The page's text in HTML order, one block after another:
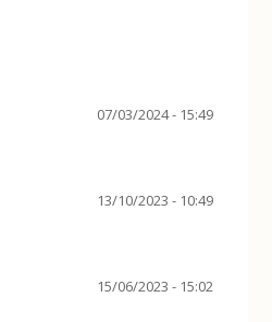
07/03/2024 - 15:49
13/10/2023 - 10:49
15/06/2023 - 15:02